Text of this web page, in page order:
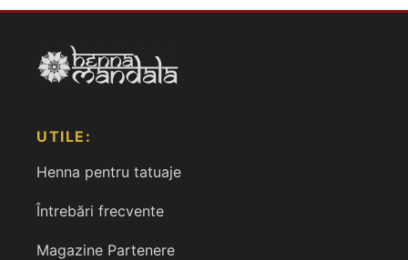
UTILE:
Henna pentru tatuaje
Întrebări frecvente
Magazine Partenere